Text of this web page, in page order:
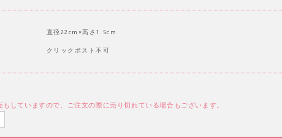
直径22cm×高さ1.5cm
クリックポスト不可
していますので、ご注文の際に売り切れている場合もございます。